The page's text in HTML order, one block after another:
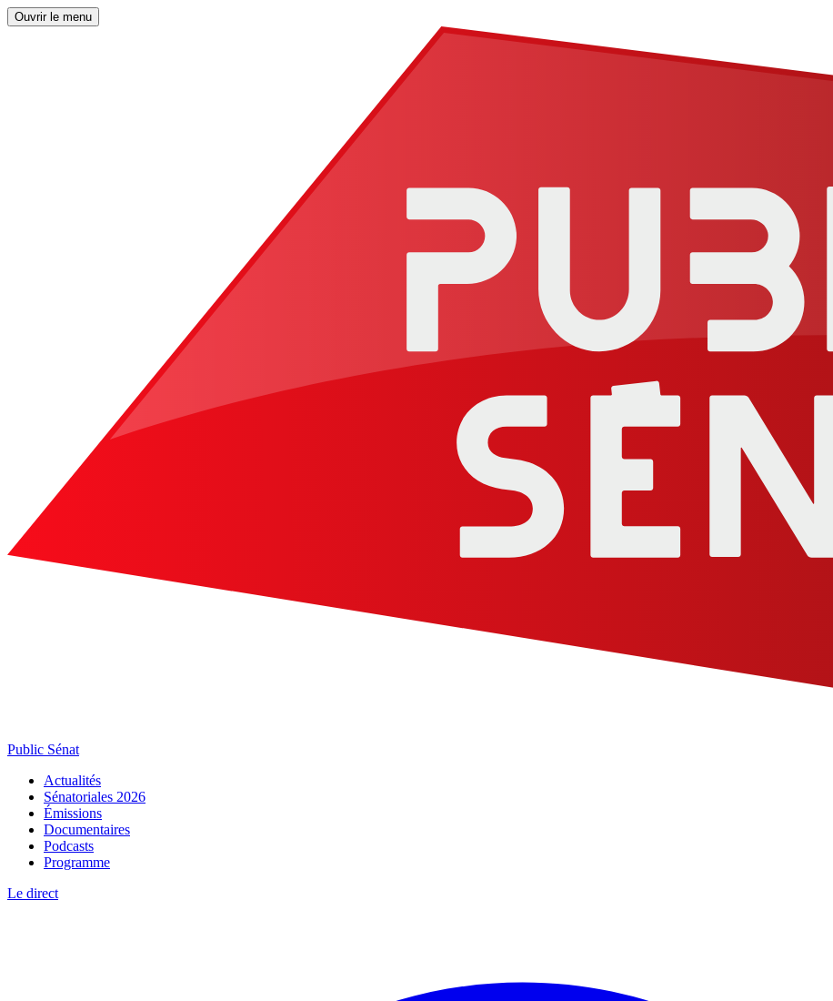
Ouvrir le menu
Public Sénat
Actualités
Sénatoriales 2026
Émissions
Documentaires
Podcasts
Programme
Le direct